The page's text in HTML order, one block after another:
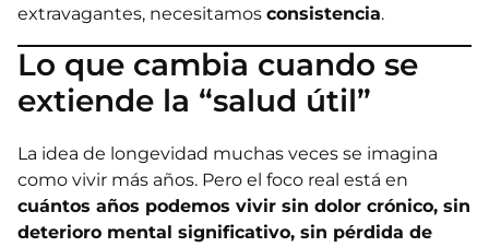
extravagantes, necesitamos consistencia.
Lo que cambia cuando se
extiende la “salud útil”
La idea de longevidad muchas veces se imagina
como vivir más años. Pero el foco real está en
cuántos años podemos vivir sin dolor crónico, sin
deterioro mental significativo, sin pérdida de